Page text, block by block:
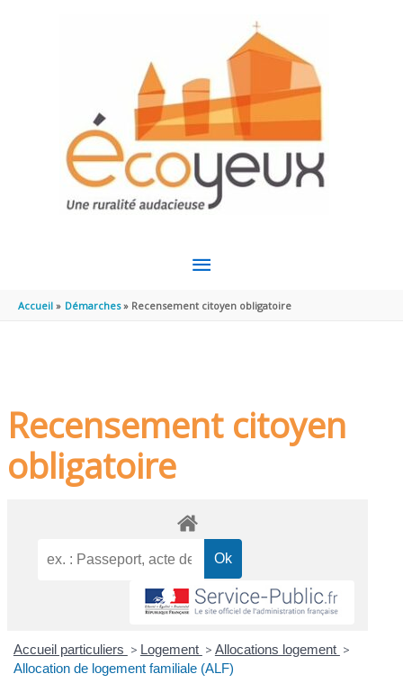
MENU
PRINCIPAL
Accueil Démarches Recensement citoyen obligatoire
Recensement citoyen
obligatoire
Accueil particuliers > Logement > Allocations logement >
Allocation de logement familiale (ALF)